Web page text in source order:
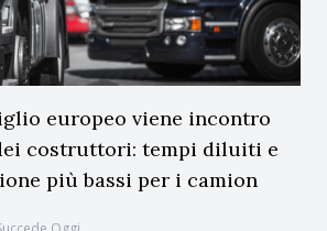
europeo viene incontro
costruttori: tempi diluiti e
più bassi per i camion